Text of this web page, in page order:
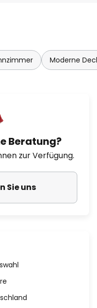
Moderne
Beratung?
zur Verfügung.
Sie uns